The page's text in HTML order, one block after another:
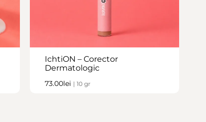
IchtiON – Corector
Dermatologic
73.00lei | 10 gr